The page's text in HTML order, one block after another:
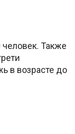
Также
в возрасте до